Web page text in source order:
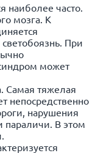
наиболее часто.
мозга. К
При
может
Самая тяжелая
непосредственно
нарушения
параличи. В этом